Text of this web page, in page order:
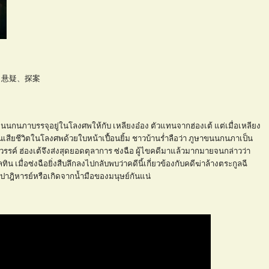
疑、探案
กนภาบรรจุอยู่ในโลงศพให้กับ เหลียงอ๋อง ตัวแทนจากฮ่องเต้ แต่เมื่อเหลียง
ยชีวิตในโลงศพด้วยใบหน้าเปื้อนยิ้ม ชาวบ้านร่ำลือว่า ภูษาขนนกนภาเป็น
รค์ ฮ่องเต้จึงส่งสุดยอดตุลาการ ซ่งฉือ ผู้ไขคดีมาแล้วมากมายจนกล่าวว่า
น เมื่อซ่งฉือยิ่งสืบลึกลงไปกลับพบว่าคดีนี้เกี่ยวข้องกับคดีฆ่าล้างตระกูลฉี
าฎิหารย์หรือเกิดจากน้ำมือของมนุษย์กันแน่